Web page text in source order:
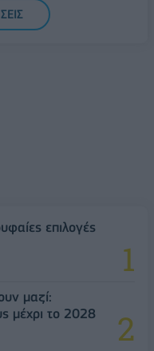
επιλογές
μαζί:
μέχρι το 2028